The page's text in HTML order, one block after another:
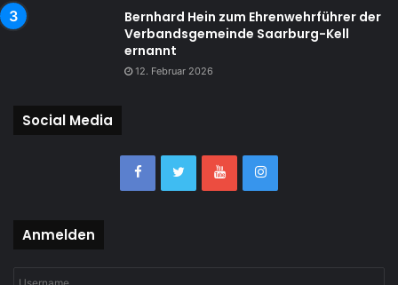
Bernhard Hein zum Ehrenwehrführer der
Verbandsgemeinde Saarburg-Kell
ernannt
12. Februar 2026
Social Media
Anmelden